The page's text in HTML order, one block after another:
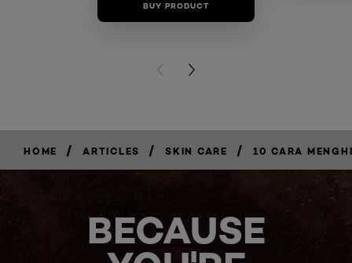
BUY PRODUCT
PREVIOUS CARD
NEXT CARD
HOME / ARTICLES / SKIN CARE / 10 CARA
BECAUSE